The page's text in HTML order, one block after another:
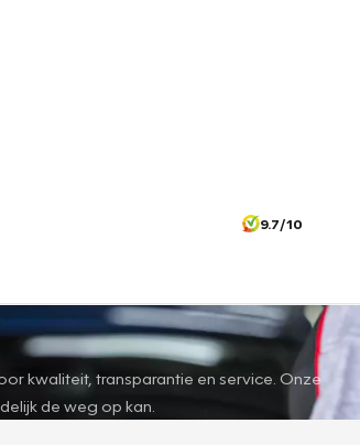
9.7/10
kwaliteit, transparantie en service. Onze
de weg op kan.